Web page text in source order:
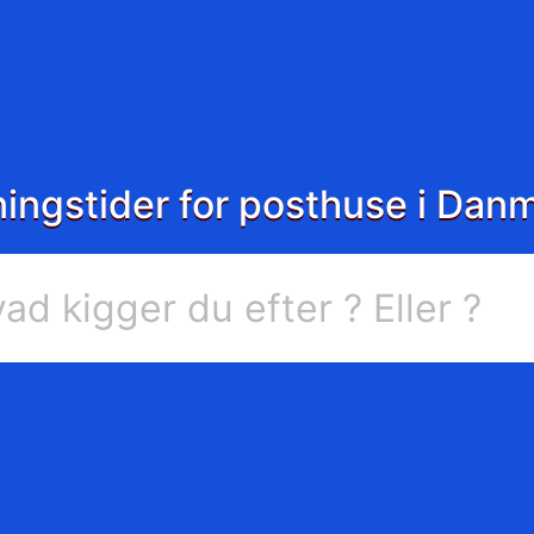
for posthuse i